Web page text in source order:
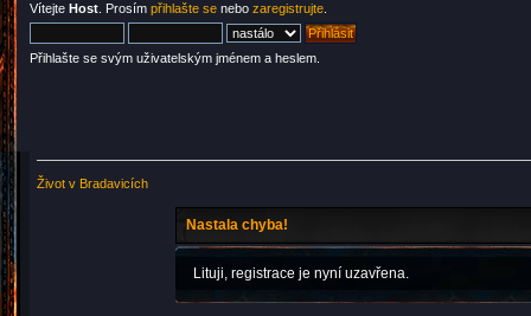
Vítejte Host . Prosím přihlašte se nebo zaregistrujte
Přihlašte se svým uživatelským jménem a heslem.
Život v Bradavicích
Nastala chyba!
Lituji, registrace je nyní uzavřena.